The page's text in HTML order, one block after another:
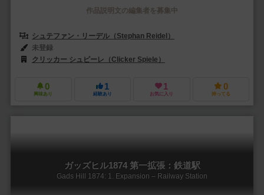
作品説明文の編集者を募集中
シュテファン・リーデル（Stephan Reidel）
未登録
クリッカー シュピーレ（Clicker Spiele）
0
興味あり
1
経験あり
1
お気に入り
0
持ってる
ガッズヒル1874 第一拡張：鉄道駅
Gads Hill 1874: 1. Expansion – Railway Station